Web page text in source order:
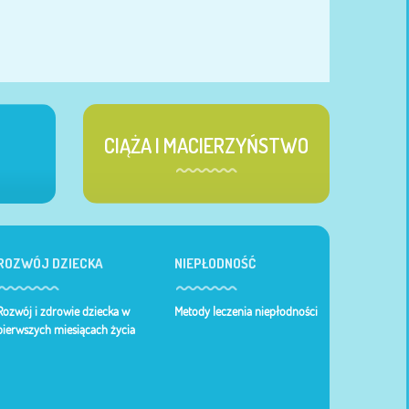
CIĄŻA I MACIERZYŃSTWO
DZIECKA
i zdrowie dziecka w
miesiącach życia
NIEPŁODNOŚĆ
Metody leczenia niepłodności